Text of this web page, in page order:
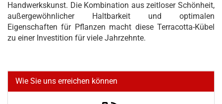
Handwerkskunst. Die Kombination aus zeitloser Schönheit,
außergewöhnlicher Haltbarkeit und optimalen
Eigenschaften für Pflanzen macht diese Terracotta-Kübel
zu einer Investition für viele Jahrzehnte.
Wie Sie uns erreichen können